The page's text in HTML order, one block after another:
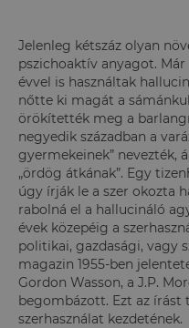
Jelenleg kétszáz olyan
pszichoaktív anyagot.
évvel is használtak
nőtte ki magát a
örökítették meg a
negyedik században a
gyermekeinek” nevezték,
„ördög átkának”. Egy
úgy írják le a szer okozta
rabolná el a hallucináló
évek közepéig a
politikai, gazdasági, vagy
magazin 1955-ben
Gordon Wasson, a J.P.
begombázott. Ezt az
szerhasználat kezdetének.